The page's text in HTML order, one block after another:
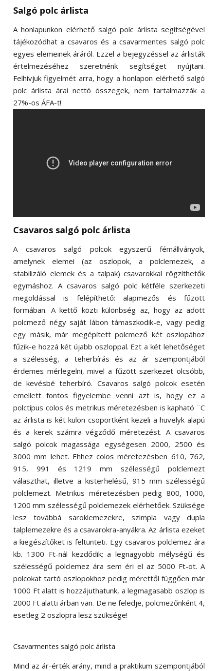
Salgó polc árlista
A honlapunkon elérhető salgó polc árlista segítségével
tájékozódhat a csavaros és a csavarmentes salgó polc
egyes elemeinek áráról. Ezzel a bejegyzéssel az árlisták
értelmezéséhez szeretnénk segítséget nyújtani.
Felhívjuk figyelmét arra, hogy a honlapon elérhető salgó
polc árlista árai nettó összegek, nem tartalmazzák a
27%-os ÁFA-t!
Csavaros salgó polc árlista
A csavaros salgó polcok egyszerű fémállványok,
amelynek elemei (az oszlopok, a polclemezek, a
stabilizáló elemek és a talpak) csavarokkal rögzíthetők
egymáshoz. A csavaros salgó polc kétféle szerkezeti
megoldással is felépíthető: alapmezős és fűzött
formában. A kettő közti különbség az, hogy az adott
polcmező négy saját lábon támaszkodik-e, vagy pedig
egy másik, már megépített polcmező két oszlopához
fűzik-e hozzá két újabb oszloppal. Ezt a két lehetőséget
a szélesség, a teherbírás és az ár szempontjából
érdemes mérlegelni, mivel a fűzött szerkezet olcsóbb,
de kevésbé teherbíró. Csavaros salgó polcok esetén
emellett fontos figyelembe venni azt is, hogy ez a
polctípus colos és metrikus méretezésben is kapható ¨C
az árlista is két külön csoportként kezeli a hüvelyk alapú
és a kerek számra végződő méretezést. A csavaros
salgó polcok magassága egységesen 2000, 2500 és
3000 mm lehet. Ehhez colos méretezésben 610, 762,
915, 991 és 1219 mm szélességű polclemezt
választhat, illetve a kisterhelésű, 915 mm szélességű
polclemezt. Metrikus méretezésben pedig 800, 1000,
1200 mm szélességű polclemezek elérhetőek. Szüksége
lesz továbbá saroklemezekre, szimpla vagy dupla
talplemezekre és a csavarokra-anyákra. Az árlista ezeket
a kiegészítőket is feltünteti. Egy csavaros polclemez ára
kb. 1300 Ft-nál kezdődik; a legnagyobb mélységű és
szélességű polclemez ára sem éri el az 5000 Ft-ot. A
polcokat tartó oszlopokhoz pedig mérettől függően már
1000 Ft alatt is hozzájuthatunk, a legmagasabb oszlop is
2000 Ft alatti árban van. De ne feledje, polcmezőnként 4,
esetleg 2 oszlopra lesz szüksége!
Csavarmentes salgó polc árlista
Mind az ár-érték arány, mind a praktikum szempontjából